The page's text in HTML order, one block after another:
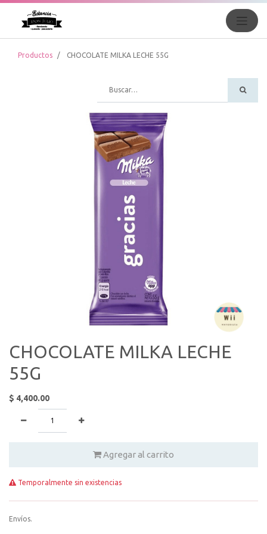
Productos CHOCOLATE MILKA LECHE 55G
CHOCOLATE MILKA LECHE
55G
$ 4,400.00
Agregar al carrito
Temporalmente sin existencias
Envíos.